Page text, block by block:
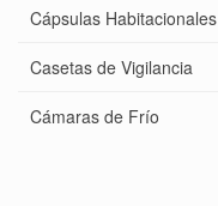
Cápsulas Habitacionales
Casetas de Vigilancia
Cámaras de Frío